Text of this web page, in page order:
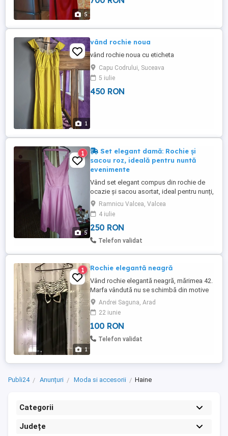
5
1
vând rochie noua
vând rochie noua cu eticheta
Capu Codrului, Suceava
5 iulie
450 RON
5
1
Set elegant damă: Rochie și
sacou roz, ideală pentru nuntă
evenimente
Vând set elegant compus din rochie de
ocazie și sacou asortat, ideal pentru nunți,
botezuri sau alte evenimente speciale.
Rochia are o croială în cloș, decolteu în V
și este realizată dintr-un material cu
aspect satinat tafta, de culoare roz pudră.
Setul este într-o stare foarte bună purtat o
Ramnicu Valcea, Valcea
4 iulie
250 RON
Telefon validat
1
1 Rochie elegantă neagră
Vând rochie elegantă neagră, mărimea 42.
Marfa vândută nu se schimbă din motive
de igienă. Trimit prin ramburs cu Fan
Courier.
Andrei Saguna, Arad
22 iunie
100 RON
Telefon validat
Publi24 Anunțuri Moda si accesorii Haine
Categorii
Județe